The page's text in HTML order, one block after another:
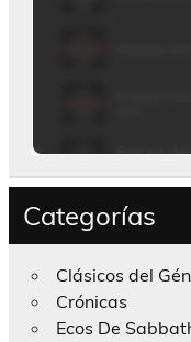
Categorías
Clásicos del
Crónicas
Ecos De